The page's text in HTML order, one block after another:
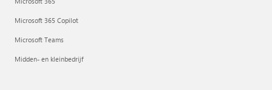
Microsoft 365 Copilot
Microsoft Teams
Midden- en kleinbedrijf